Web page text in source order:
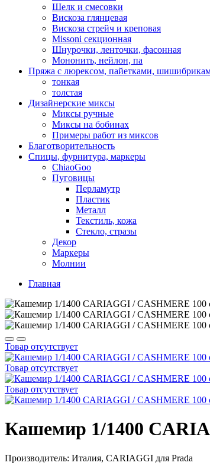
Шелк и смесовки
Вискоза глянцевая
Вискоза стрейч и креповая
Missoni секционная
Шнурочки, ленточки, фасонная
Мононить, нейлон, па
Пряжа с люрексом, пайетками,
тонкая
толстая
Дизайнерские миксы
Миксы ручные
Миксы на бобинах
Примеры работ из миксов
Благотворительность
Спицы, фурнитура, маркеры
ChiaoGoo
Пуговицы
Перламутр
Пластик
Металл
Текстиль, кожа
Стекло, стразы
Декор
Маркеры
Молнии
Главная
Товар отсутствует
Товар отсутствует
Товар отсутствует
Кашемир 1/1400
Производитель: Италия, CARIAGGI для Prada